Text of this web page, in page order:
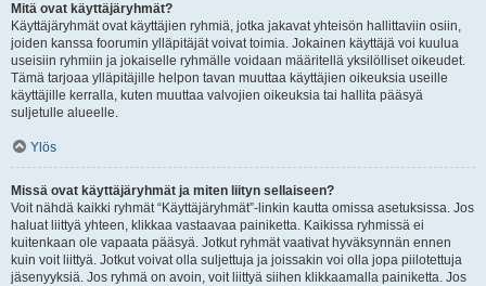
Mitä ovat käyttäjäryhmät?
Käyttäjäryhmät ovat käyttäjien ryhmiä, jotka jakavat yhteisön hallittaviin osiin,
joiden kanssa foorumin ylläpitäjät voivat toimia. Jokainen käyttäjä voi kuulua
useisiin ryhmiin ja jokaiselle ryhmälle voidaan määritellä yksilölliset oikeudet.
Tämä tarjoaa ylläpitäjille helpon tavan muuttaa käyttäjien oikeuksia useille
käyttäjille kerralla, kuten muuttaa valvojien oikeuksia tai hallita pääsyä
suljetulle alueelle.
Ylös
Missä ovat käyttäjäryhmät ja miten liityn sellaiseen?
Voit nähdä kaikki ryhmät “Käyttäjäryhmät”-linkin kautta omissa asetuksissa. Jos
haluat liittyä yhteen, klikkaa vastaavaa painiketta. Kaikissa ryhmissä ei
kuitenkaan ole vapaata pääsyä. Jotkut ryhmät vaativat hyväksynnän ennen
kuin voit liittyä. Jotkut voivat olla suljettuja ja joissakin voi olla jopa piilotettuja
jäsenyyksiä. Jos ryhmä on avoin, voit liittyä siihen klikkaamalla painiketta. Jos